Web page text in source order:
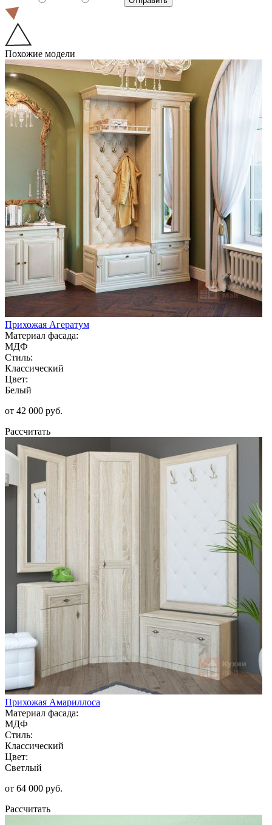
Похожие модели
Прихожая Агератум
Материал фасада:
МДФ
Стиль:
Классический
Цвет:
Белый
от 42 000 руб.
Рассчитать
Прихожая Амариллоса
Материал фасада:
МДФ
Стиль:
Классический
Цвет:
Светлый
от 64 000 руб.
Рассчитать